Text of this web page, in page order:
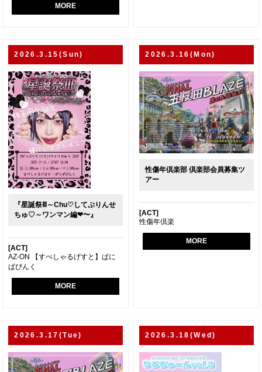
MORE
2026.3.15(Sun)
『星誕祭Ⅲ～Chu♡してぷりんせ
ちゅ♡～ワンマン編❤〜』
[ACT]
AZ-ON 【すぺしゃるげすと】ぱに
ぱぴんく
MORE
2026.3.16(Mon)
性傷年倶楽部 倶楽部会員募集ツ
アー
[ACT]
性傷年倶楽
MORE
2026.3.17(Tue) 2026.3.18(Wed)